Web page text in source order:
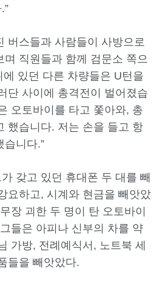
버스들과 사람들이 사방으로
며 직원들과 함께 검문소 쪽으
에 있던 다른 차량들은 U턴을
단 사이에 총격전이 벌어졌습
오토바이를 타고 쫓아와, 총
했습니다. 저는 손을 들고 항
습니다.”
갖고 있던 휴대폰 두 대를 빼
요하고, 시계와 현금을 빼앗았
장 괴한 두 명이 탄 오토바이
들은 아피나 신부의 차를 약
가방, 전례예식서, 노트북 세
들을 빼앗았다.